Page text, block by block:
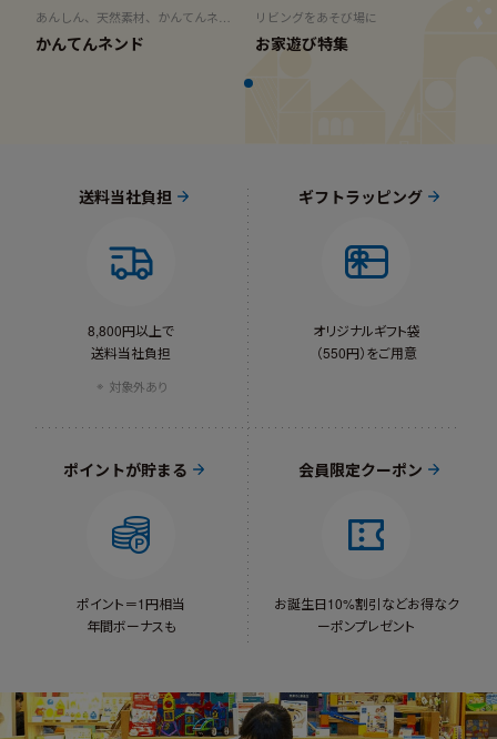
色紙をふたに置いたら、 うさぎ
たをして完成！ ■まとめ 昔か
きました。 そんな、行事の由来
と、 ねんど遊びも更に楽しくな
りますね！ 今年の、「中秋の名
月🎑」は10月6日のようです。
育玩具 #知育おもちゃ #輸入玩
具 #輸入おもちゃ #子育て #子
中秋の名月 #月 #うさぎ #月見
歳 #5歳 #伊勢丹浦和
を作りました。 (普通のハサミ
を使うと１枚目のようにより繊
ゃ #指先 #指先遊び #ねんど #
earsold #5yearsold #お花見 #
和菓子 #桜餅 #練り切り #豆大
あんしん、天然素材、かんてんネン
ドSutudio
かんてんネンド
リビングをあそび場に
お家遊び特集
送料当社負担
8,800円以上で
送料当社負担
対象外あり
ギフトラッピング
オリジナルギフト袋
（550円）をご用意
ポイントが貯まる
ポイント＝1円相当
年間ボーナスも
会員限定クーポン
お誕生日10%割引などお得なク
ーポンプレゼント